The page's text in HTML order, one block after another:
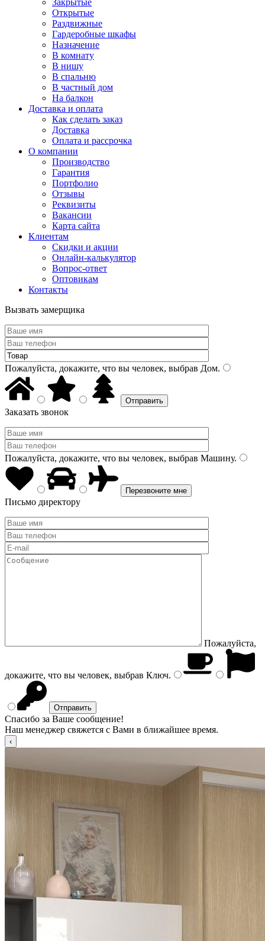
Закрытые
Открытые
Раздвижные
Гардеробные шкафы
Назначение
В комнату
В нишу
В спальню
В частный дом
На балкон
Доставка и оплата
Как сделать заказ
Доставка
Оплата и рассрочка
О компании
Производство
Гарантия
Портфолио
Отзывы
Реквизиты
Вакансии
Карта сайта
Клиентам
Скидки и акции
Онлайн-калькулятор
Вопрос-ответ
Оптовикам
Контакты
Вызвать замерщика
Пожалуйста, докажите, что вы человек, выбрав Дом.
Заказать звонок
Пожалуйста, докажите, что вы человек, выбрав Машину.
Письмо директору
Пожалуйста,
докажите, что вы человек, выбрав Ключ.
Спасибо за Ваше сообщение!
Наш менеджер свяжется с Вами в ближайшее время.